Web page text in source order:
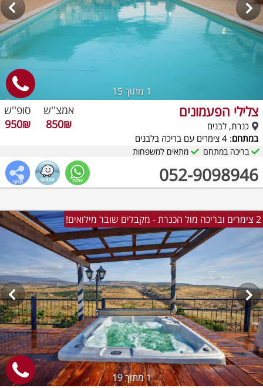
1 מתוך 15
צלילי הפעמונים
כנרת, לבנים
במתחם: 4 צימרים עם בריכה בלבנים
052-9098946
אמצ''ש
850₪
סופ''ש
950₪
בריכה במתחם מתאים למשפחות
2 צימרים ובריכה מול הכנרת - מקבלים שובר מילואים!
1מתוך 19